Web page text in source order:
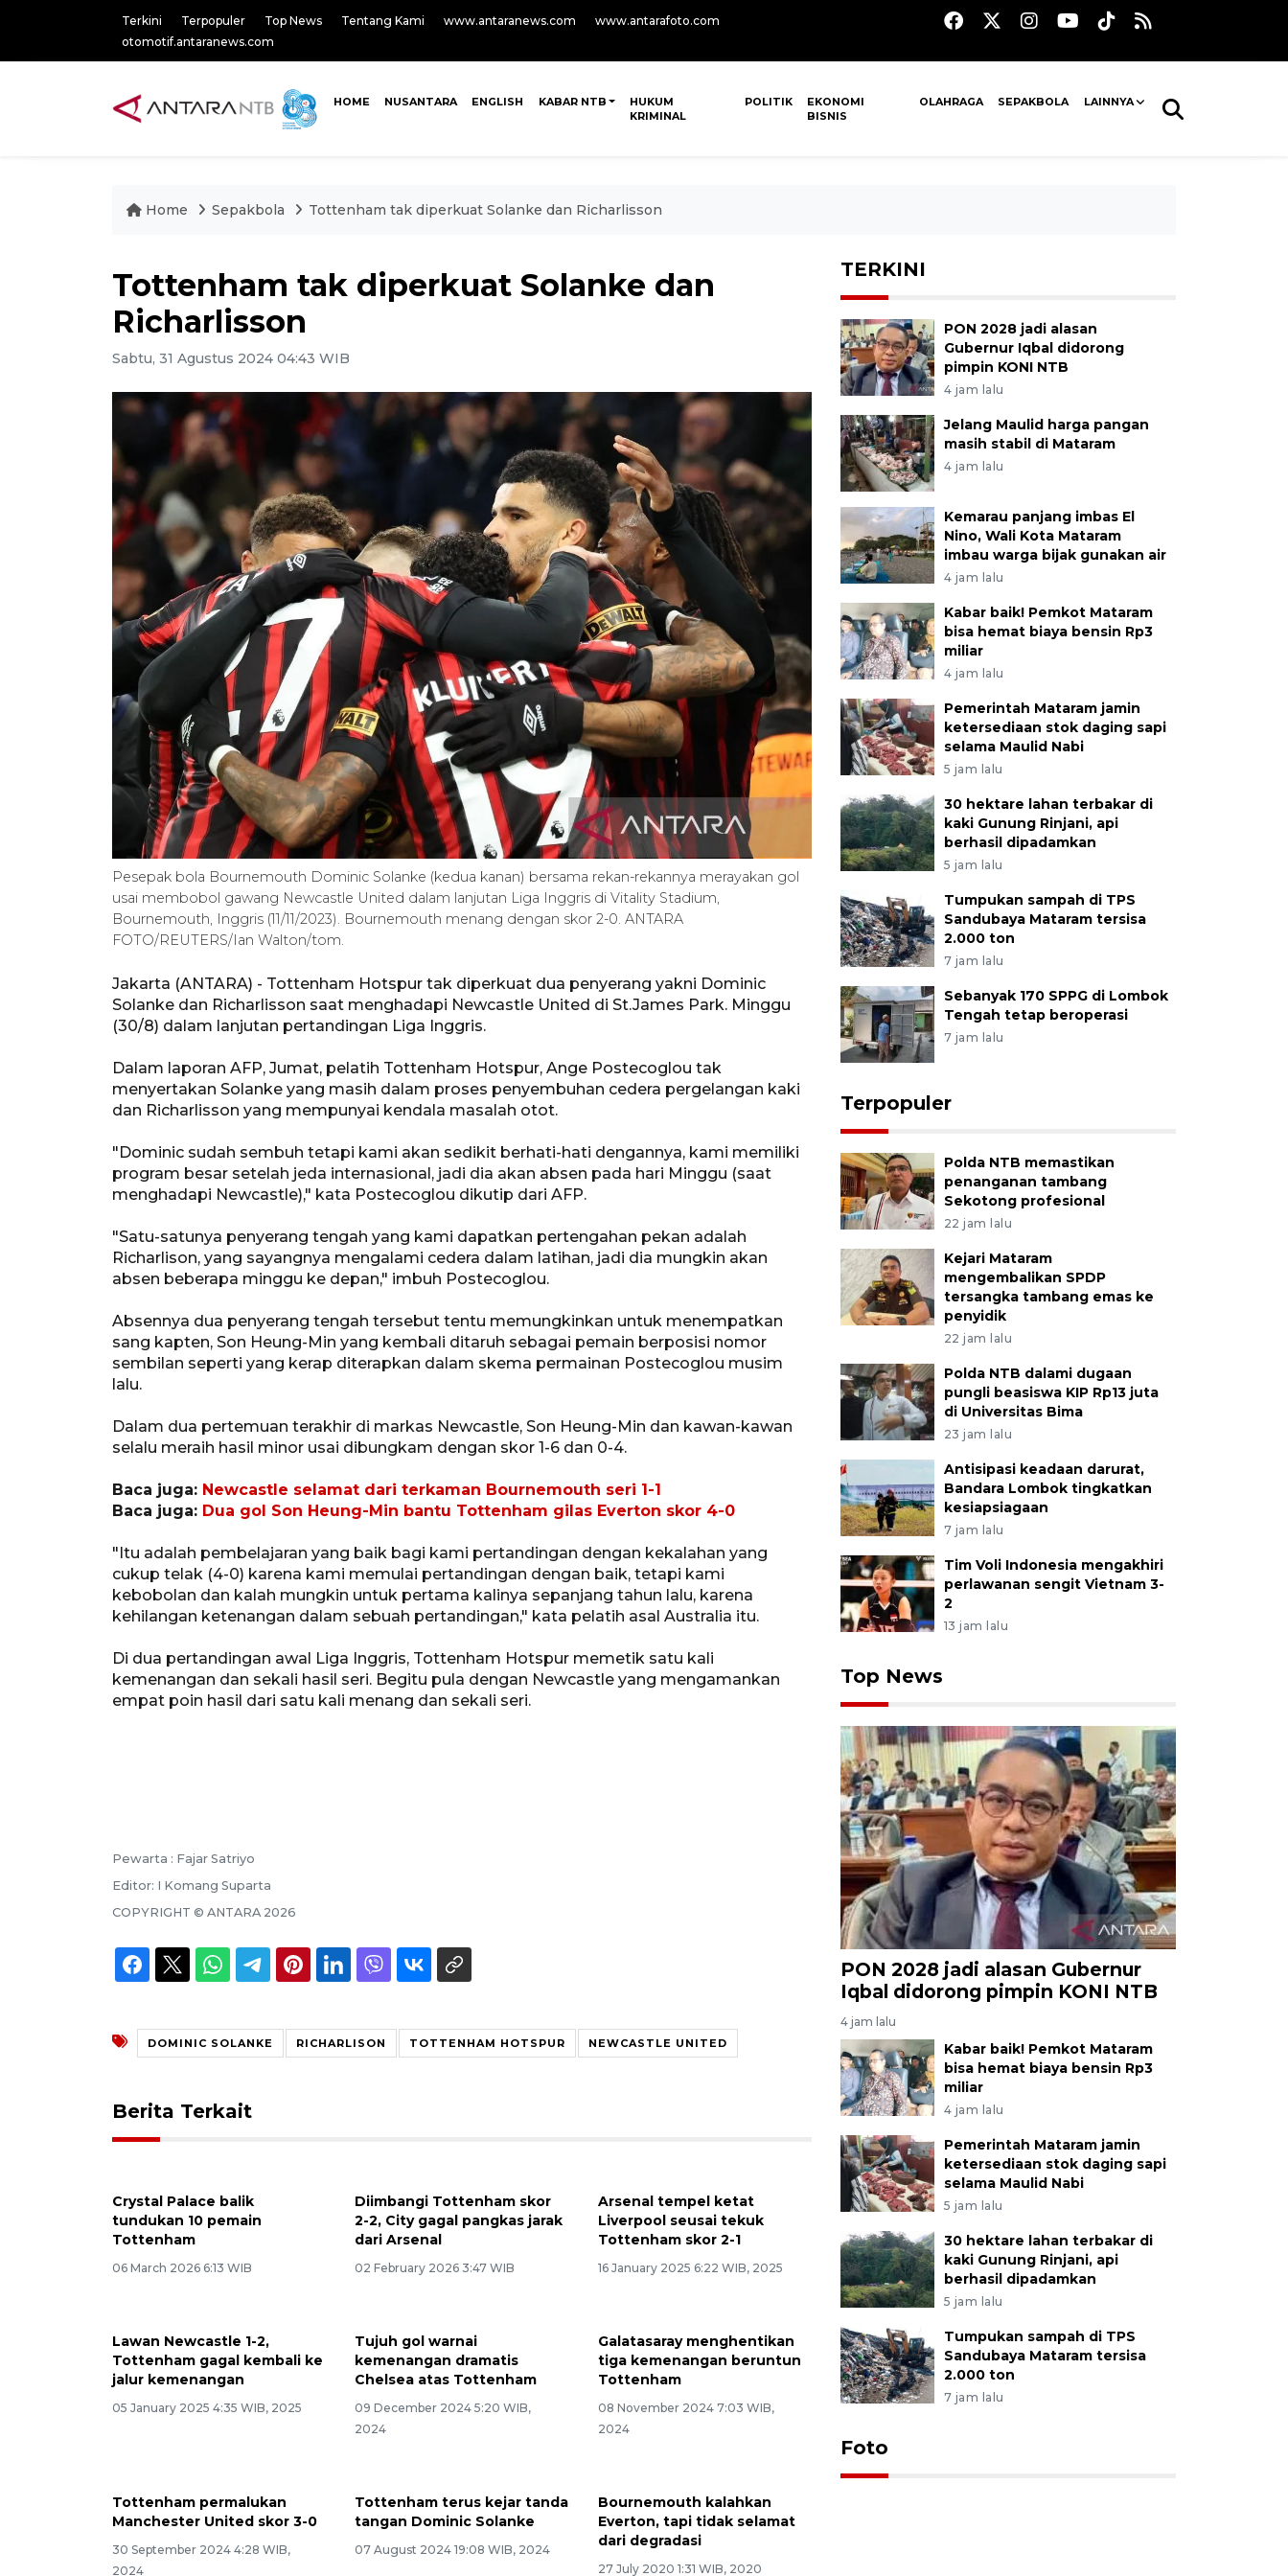
Terkini Terpopuler Top News Tentang Kami www.antaranews.com
www.antarafoto.com
otomotif.antaranews.com
HOME NUSANTARA ENGLISH KABAR NTB
HUKUM
KRIMINAL
POLITIK
EKONOMI
BISNIS
OLAHRAGA SEPAKBOLA LAINNYA
Home Sepakbola Tottenham tak diperkuat Solanke dan Richarlisson
Tottenham tak diperkuat Solanke dan
Richarlisson
Sabtu, 31 Agustus 2024 04:43 WIB
Pesepak bola Bournemouth Dominic Solanke (kedua kanan) bersama rekan-rekannya merayakan gol
usai membobol gawang Newcastle United dalam lanjutan Liga Inggris di Vitality Stadium,
Bournemouth, Inggris (11/11/2023). Bournemouth menang dengan skor 2-0. ANTARA
FOTO/REUTERS/Ian Walton/tom.
Jakarta (ANTARA) - Tottenham Hotspur tak diperkuat dua penyerang yakni Dominic
Solanke dan Richarlisson saat menghadapi Newcastle United di St.James Park. Minggu
(30/8) dalam lanjutan pertandingan Liga Inggris.
Dalam laporan AFP, Jumat, pelatih Tottenham Hotspur, Ange Postecoglou tak
menyertakan Solanke yang masih dalam proses penyembuhan cedera pergelangan kaki
dan Richarlisson yang mempunyai kendala masalah otot.
"Dominic sudah sembuh tetapi kami akan sedikit berhati-hati dengannya, kami memiliki
program besar setelah jeda internasional, jadi dia akan absen pada hari Minggu (saat
menghadapi Newcastle)," kata Postecoglou dikutip dari AFP.
"Satu-satunya penyerang tengah yang kami dapatkan pertengahan pekan adalah
Richarlison, yang sayangnya mengalami cedera dalam latihan, jadi dia mungkin akan
absen beberapa minggu ke depan," imbuh Postecoglou.
Absennya dua penyerang tengah tersebut tentu memungkinkan untuk menempatkan
sang kapten, Son Heung-Min yang kembali ditaruh sebagai pemain berposisi nomor
sembilan seperti yang kerap diterapkan dalam skema permainan Postecoglou musim
lalu.
Dalam dua pertemuan terakhir di markas Newcastle, Son Heung-Min dan kawan-kawan
selalu meraih hasil minor usai dibungkam dengan skor 1-6 dan 0-4.
Baca juga: Newcastle selamat dari terkaman Bournemouth seri 1-1
Baca juga: Dua gol Son Heung-Min bantu Tottenham gilas Everton skor 4-0
"Itu adalah pembelajaran yang baik bagi kami pertandingan dengan kekalahan yang
cukup telak (4-0) karena kami memulai pertandingan dengan baik, tetapi kami
kebobolan dan kalah mungkin untuk pertama kalinya sepanjang tahun lalu, karena
kehilangan ketenangan dalam sebuah pertandingan," kata pelatih asal Australia itu.
Di dua pertandingan awal Liga Inggris, Tottenham Hotspur memetik satu kali
kemenangan dan sekali hasil seri. Begitu pula dengan Newcastle yang mengamankan
empat poin hasil dari satu kali menang dan sekali seri.
Pewarta : Fajar Satriyo
Editor: I Komang Suparta
COPYRIGHT © ANTARA 2026
DOMINIC SOLANKE RICHARLISON TOTTENHAM HOTSPUR NEWCASTLE UNITED
Berita Terkait
Crystal Palace balik
tundukan 10 pemain
Tottenham
06 March 2026 6:13 WIB
Diimbangi Tottenham skor
2-2, City gagal pangkas jarak
dari Arsenal
02 February 2026 3:47 WIB
Arsenal tempel ketat
Liverpool seusai tekuk
Tottenham skor 2-1
16 January 2025 6:22 WIB, 2025
Lawan Newcastle 1-2,
Tottenham gagal kembali ke
jalur kemenangan
05 January 2025 4:35 WIB, 2025
Tujuh gol warnai
kemenangan dramatis
Chelsea atas Tottenham
09 December 2024 5:20 WIB,
2024
Galatasaray menghentikan
tiga kemenangan beruntun
Tottenham
08 November 2024 7:03 WIB,
2024
Tottenham permalukan
Manchester United skor 3-0
30 September 2024 4:28 WIB,
2024
Tottenham terus kejar tanda
tangan Dominic Solanke
07 August 2024 19:08 WIB, 2024
Bournemouth kalahkan
Everton, tapi tidak selamat
dari degradasi
27 July 2020 1:31 WIB, 2020
TERKINI
PON 2028 jadi alasan
Gubernur Iqbal didorong
pimpin KONI NTB
4 jam lalu
Jelang Maulid harga pangan
masih stabil di Mataram
4 jam lalu
Kemarau panjang imbas El
Nino, Wali Kota Mataram
imbau warga bijak gunakan air
4 jam lalu
Kabar baik! Pemkot Mataram
bisa hemat biaya bensin Rp3
miliar
4 jam lalu
Pemerintah Mataram jamin
ketersediaan stok daging sapi
selama Maulid Nabi
5 jam lalu
30 hektare lahan terbakar di
kaki Gunung Rinjani, api
berhasil dipadamkan
5 jam lalu
Tumpukan sampah di TPS
Sandubaya Mataram tersisa
2.000 ton
7 jam lalu
Sebanyak 170 SPPG di Lombok
Tengah tetap beroperasi
7 jam lalu
Terpopuler
Polda NTB memastikan
penanganan tambang
Sekotong profesional
22 jam lalu
Kejari Mataram
mengembalikan SPDP
tersangka tambang emas ke
penyidik
22 jam lalu
Polda NTB dalami dugaan
pungli beasiswa KIP Rp13 juta
di Universitas Bima
23 jam lalu
Antisipasi keadaan darurat,
Bandara Lombok tingkatkan
kesiapsiagaan
7 jam lalu
Tim Voli Indonesia mengakhiri
perlawanan sengit Vietnam 3-
2
13 jam lalu
Top News
PON 2028 jadi alasan Gubernur
Iqbal didorong pimpin KONI NTB
4 jam lalu
Kabar baik! Pemkot Mataram
bisa hemat biaya bensin Rp3
miliar
4 jam lalu
Pemerintah Mataram jamin
ketersediaan stok daging sapi
selama Maulid Nabi
5 jam lalu
30 hektare lahan terbakar di
kaki Gunung Rinjani, api
berhasil dipadamkan
5 jam lalu
Tumpukan sampah di TPS
Sandubaya Mataram tersisa
2.000 ton
7 jam lalu
Foto